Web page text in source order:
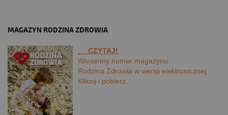
MAGAZYN RODZINA ZDROWIA
CZYTAJ!
Wiosenny numer magazynu
Rodzina Zdrowia w wersji elektronicznej.
Kliknij i pobierz.